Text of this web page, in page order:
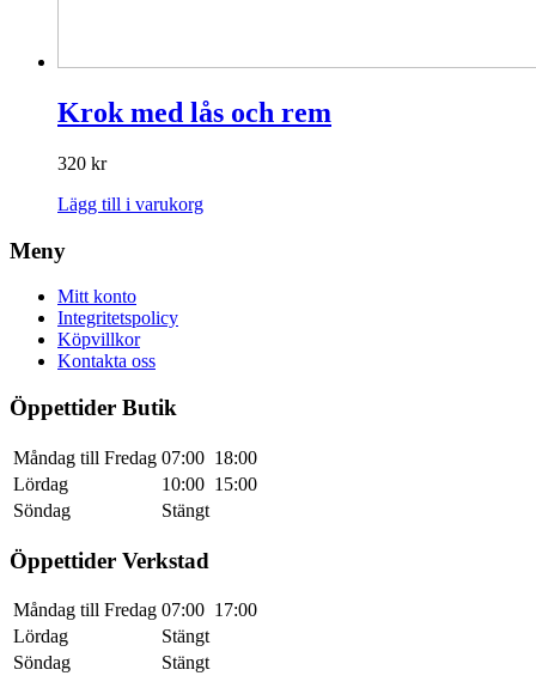
Krok med lås och rem
320 kr
Lägg till i varukorg
Meny
Mitt konto
Integritetspolicy
Köpvillkor
Kontakta oss
Öppettider Butik
Måndag till Fredag 07:00 18:00
Lördag
10:00 15:00
Söndag
Stängt
Öppettider Verkstad
Måndag till Fredag 07:00 17:00
Lördag
Stängt
Söndag
Stängt